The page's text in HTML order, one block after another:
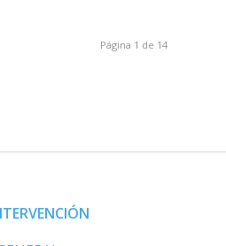
Página 1 de 14